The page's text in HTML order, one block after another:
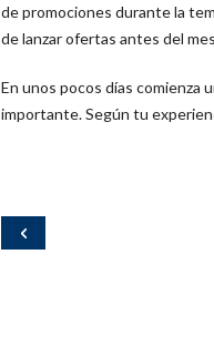
de promociones durante la
de lanzar ofertas antes del
En unos pocos días comienza
importante. Según tu